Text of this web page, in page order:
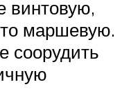
винтовую,
то маршевую.
соорудить